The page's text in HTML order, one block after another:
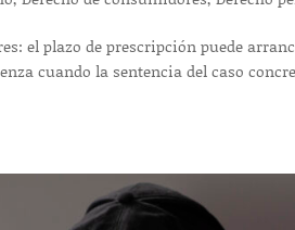
el plazo de prescripción puede
cuando la sentencia del caso